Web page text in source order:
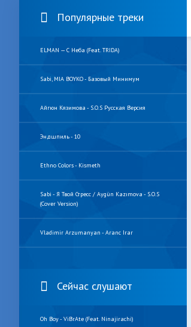
Популярные треки
ELMAN — С Неба (feat. TRIDA)
Sabi, MIA BOYKO - Базовый Минимум
Айгюн Кязимова - S.O.S Русская Версия
Эндшпиль - 10
Ethno Colors - Kismeth
Sabi - Я Твой Стресс / Aygün Kazımova - S.O.S
(Cover Version)
Vladimir Arzumanyan - Aranc Irar
Сейчас слушают
Oh Boy - ViBrAte (feat. Ninajirachi)